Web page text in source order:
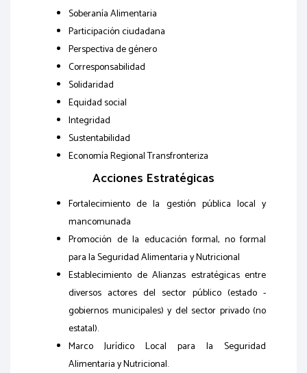
Soberanía Alimentaria
Participación ciudadana
Perspectiva de género
Corresponsabilidad
Solidaridad
Equidad social
Integridad
Sustentabilidad
Economía Regional Transfronteriza
Acciones Estratégicas
Fortalecimiento de la gestión pública local y
mancomunada
Promoción de la educación formal, no formal
para la Seguridad Alimentaria y Nutricional
Establecimiento de Alianzas estratégicas entre
diversos actores del sector público (estado -
gobiernos municipales) y del sector privado (no
estatal).
Marco Jurídico Local para la Seguridad
Alimentaria y Nutricional.